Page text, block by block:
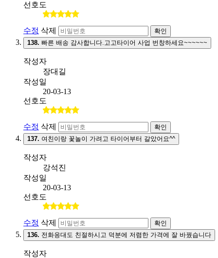
선호도
수정 삭제
확인
138. 빠른 배송 감사합니다.고고타이어 사업 번창하세요~~~~~~
작성자
장대길
작성일
20-03-13
선호도
수정 삭제
확인
137. 여친이랑 꽃놀이 가려고 타이어부터 갈았어요^^
작성자
강석진
작성일
20-03-13
선호도
수정 삭제
확인
136. 전화응대도 친절하시고 덕분에 저렴한 가격에 잘 바꿨습니다
작성자